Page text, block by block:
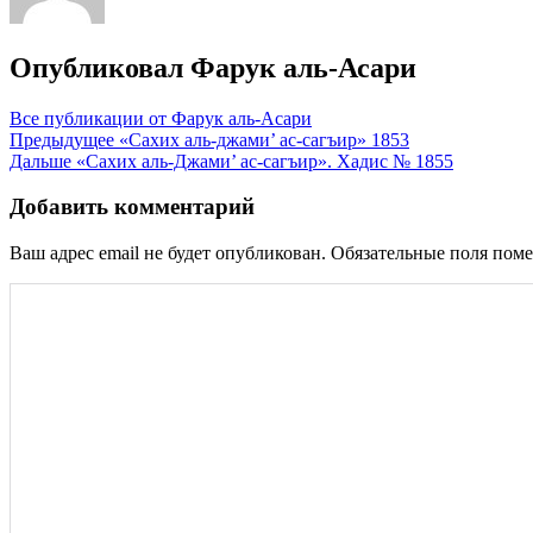
Опубликовал Фарук аль-Асари
Все публикации от Фарук аль-Асари
Навигация
по
записям
Предыдущее «Сахих аль-джами’ ас-сагъир» 1853
Дальше «Сахих аль-Джами’ ас-сагъир». Хадис № 1855
Добавить комментарий
Ваш адрес email не будет опубликован. Обязательные поля